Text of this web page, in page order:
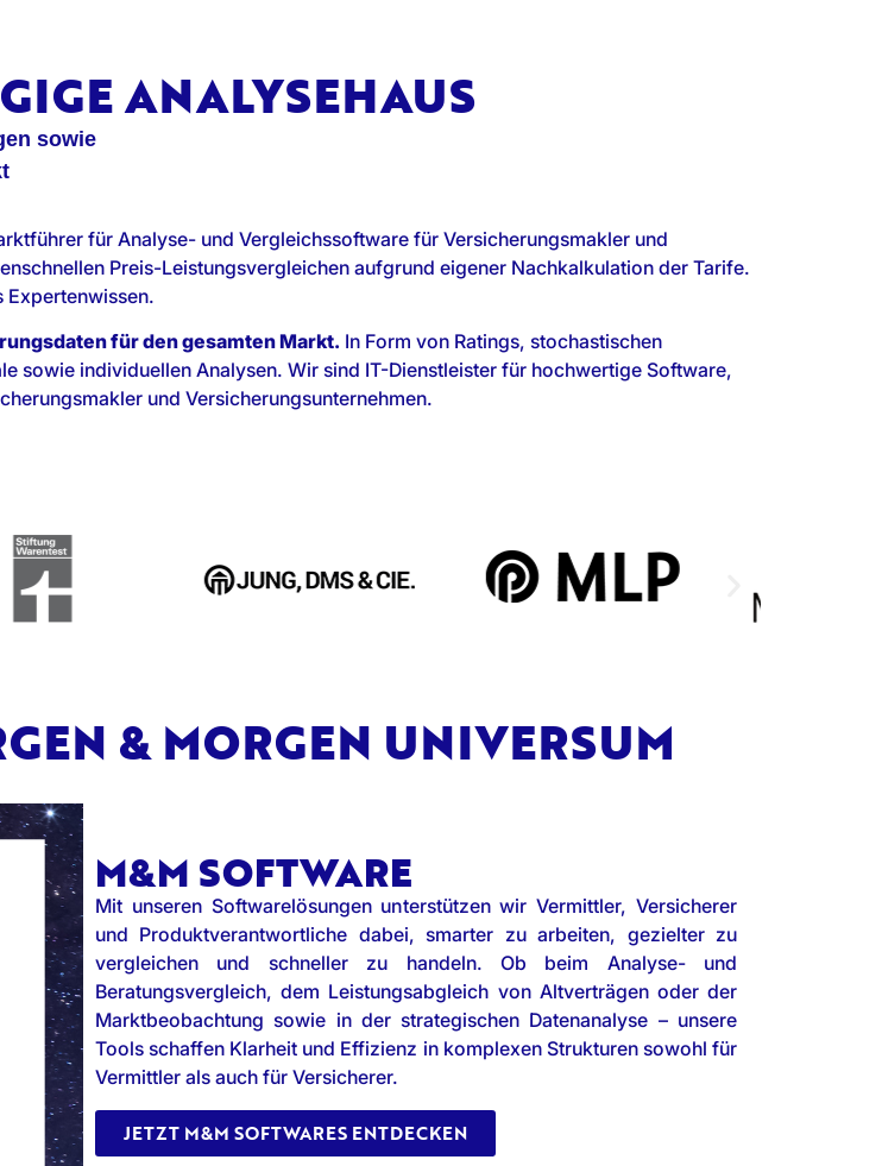
ANALYSEHAUS
sowie
für Analyse- und Vergleichssoftware für Versicherungsmakler und
Preis-Leistungsvergleichen aufgrund eigener Nachkalkulation der Tarife.
Expertenwissen.
für den gesamten Markt. In Form von Ratings, stochastischen
sowie individuellen Analysen. Wir sind IT-Dienstleister für hochwertige Software,
und Versicherungsunternehmen.
& MORGEN UNIVERSUM
M&M SOFTWARE
Mit unseren Softwarelösungen unterstützen wir Vermittler, Versicherer
und Produktverantwortliche dabei, smarter zu arbeiten, gezielter zu
vergleichen und schneller zu handeln. Ob beim Analyse- und
Beratungsvergleich, dem Leistungsabgleich von Altverträgen oder der
Marktbeobachtung sowie in der strategischen Datenanalyse – unsere
Tools schaffen Klarheit und Effizienz in komplexen Strukturen sowohl für
Vermittler als auch für Versicherer.
JETZT M&M SOFTWARES ENTDECKEN